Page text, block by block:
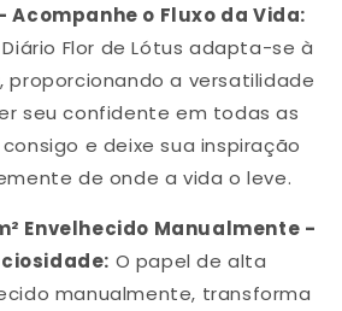
Acompanhe o Fluxo da Vida:
Flor de Lótus adapta-se à
proporcionando a versatilidade
seu confidente em todas as
e deixe sua inspiração
de onde a vida o leve.
Envelhecido Manualmente -
O papel de alta
manualmente, transforma